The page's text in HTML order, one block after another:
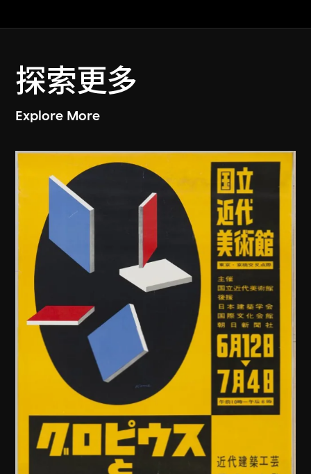
探索更多
Explore More